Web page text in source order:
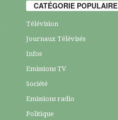
CATÉGORIE POPULAIRE
Télévision
Journaux Télévisés
Infos
Emissions TV
Société
Emissions radio
Politique